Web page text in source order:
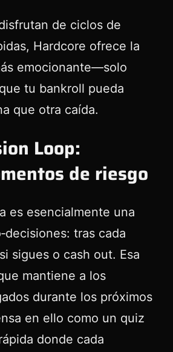
de ciclos de
Hardcore ofrece la
emocionante—solo
tu bankroll pueda
que otra caída.
Loop:
de riesgo
es esencialmente una
tras cada
sigues o cash out. Esa
mantiene a los
durante los próximos
en ello como un quiz
donde cada